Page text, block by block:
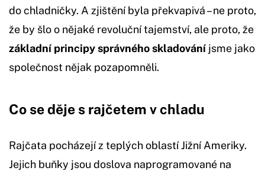
do chladničky. A zjištění byla překvapivá – ne proto,
že by šlo o nějaké revoluční tajemství, ale proto, že
základní principy správného skladování jsme jako
společnost nějak pozapomněli.
Co se děje s rajčetem v chladu
Rajčata pocházejí z teplých oblastí Jižní Ameriky.
Jejich buňky jsou doslova naprogramované na